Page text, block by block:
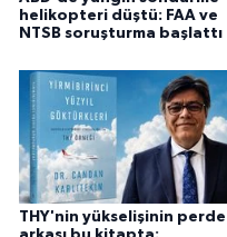
helikopteri düştü: FAA ve
NTSB soruşturma başlattı
THY'nin yükselişinin perde